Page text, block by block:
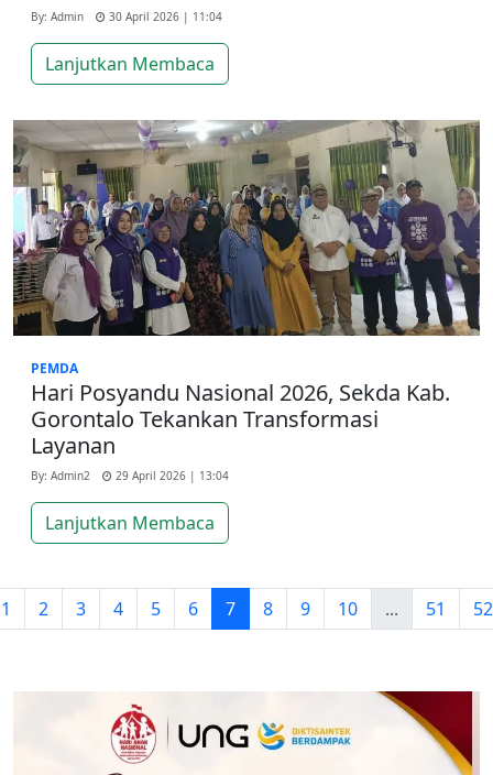
By: Admin 30 April 2026 | 11:04
Lanjutkan Membaca
PEMDA
Hari Posyandu Nasional 2026, Sekda Kab.
Gorontalo Tekankan Transformasi
Layanan
By: Admin2 29 April 2026 | 13:04
Lanjutkan Membaca
1 2 3 4 5 6 7 8 9 10 ... 51 52